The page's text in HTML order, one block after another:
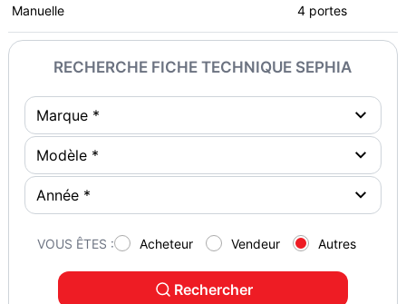
Manuelle 4 portes
RECHERCHE FICHE TECHNIQUE SEPHIA
VOUS ÊTES : Acheteur Vendeur Autres
Rechercher